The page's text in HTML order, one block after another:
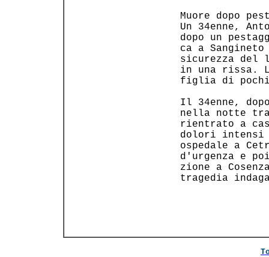
Muore dopo
Un 34enne,
dopo un
ca a
sicurezza del
in una rissa.
figlia
Il 34enne,
nella notte
rientrato a
dolori
ospedale a
d'urgenza e
zione a
tragedia